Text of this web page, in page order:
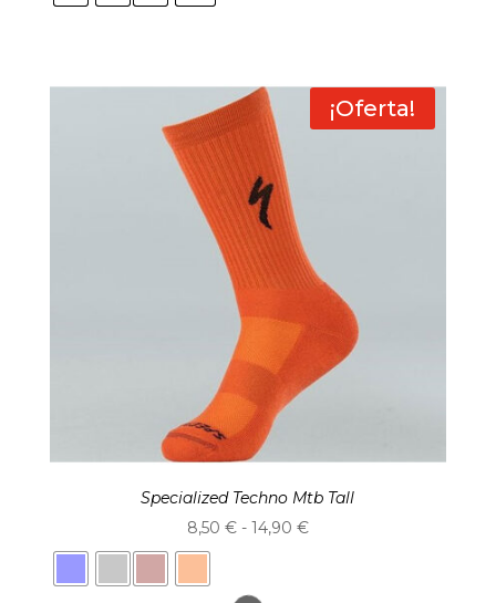
¡Oferta!
Specialized Techno Mtb Tall
8,50 € - 14,90 €Rango